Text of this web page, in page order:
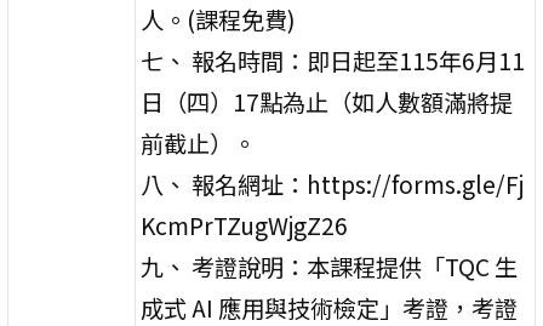
人。(課程免費)
七、 報名時間：即日起至115年6月11
日（四）17點為止（如人數額滿將提
前截止）。
八、 報名網址：https://forms.gle/Fj
KcmPrTZugWjgZ26
九、 考證說明：本課程提供「TQC 生
成式 AI 應用與技術檢定」考證，考證